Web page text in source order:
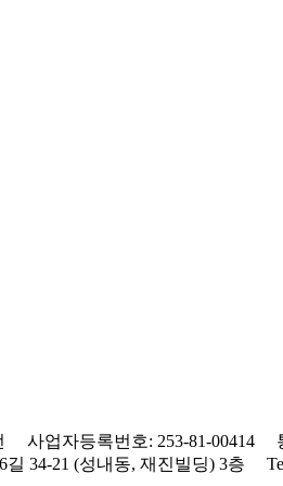
업자등록번호: 253-81-00414
길 34-21 (성내동, 재진빌딩) 3층